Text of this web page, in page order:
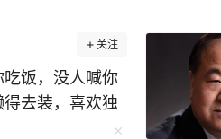
关注
饭，没人喊你
去装，喜欢独
看透了人生！